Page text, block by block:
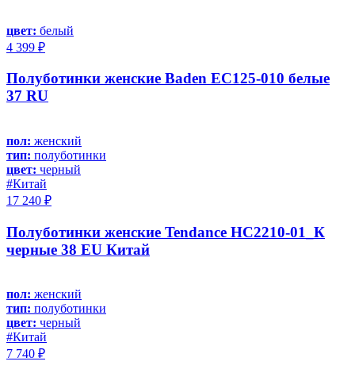
цвет: белый
4 399 ₽
Полуботинки женские Baden EC125-010 белые
37 RU
пол: женский
тип: полуботинки
цвет: черный
#Китай
17 240 ₽
Полуботинки женские Tendance HC2210-01_К
черные 38 EU Китай
пол: женский
тип: полуботинки
цвет: черный
#Китай
7 740 ₽